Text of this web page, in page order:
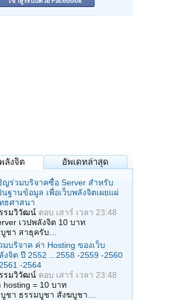
ลังจิต อัพเดทล่าสุด
ญร่วมบริจาคซื้อ Server สำหรับ
นฐานข้อมูล เพื่อเว็บพลังจิตเผยแผ่
ธศาสนา
รมวิวัฒน์ ตอบ เสาร์ เวลา 23:48
เวปพลังจิต 10 บาท
ชา สาธุครับ…
มบริจาค ค่า Hosting ของเว็บ
งจิต ปี 2552 ...2558 -2559 -2560
-2564
รมวิวัฒน์ ตอบ เสาร์ เวลา 23:48
= 10 บาท
ชา ธรรมบูชา สังฆบูชา…